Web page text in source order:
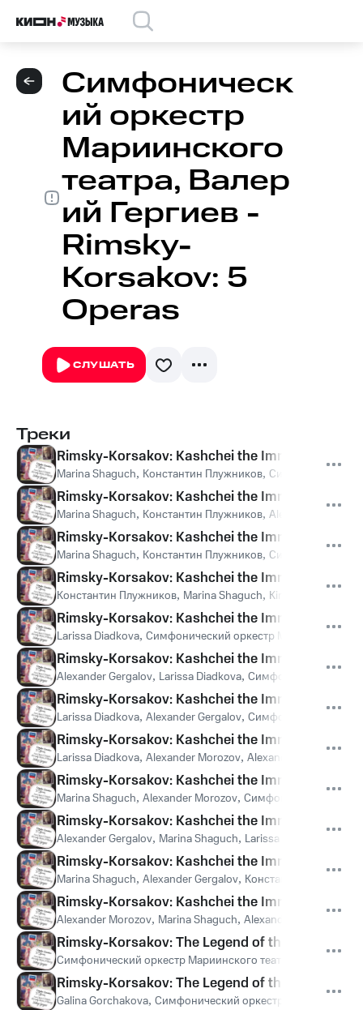
Симфоническ
ий оркестр
Мариинского
театра, Валер
ий Гергиев -
Rimsky-
Korsakov: 5
Operas
СЛУШАТЬ
Треки
Rimsky-Korsakov: Kashchei the Immortal - Dni
Marina Shaguch, Константин Плужников, Симфонический
Rimsky-Korsakov: Kashchei the Immortal - Ya
Marina Shaguch, Константин Плужников, Alexander Morozov
Rimsky-Korsakov: Kashchei the Immortal -
Marina Shaguch, Константин Плужников, Симфонический
Rimsky-Korsakov: Kashchei the Immortal - Vy,
Константин Плужников, Marina Shaguch, Kirov Chorus, St
Rimsky-Korsakov: Kashchei the Immortal -
Larissa Diadkova, Симфонический оркестр Мариинского
Rimsky-Korsakov: Kashchei the Immortal -
Alexander Gergalov, Larissa Diadkova, Симфонический
Rimsky-Korsakov: Kashchei the Immortal -
Larissa Diadkova, Alexander Gergalov, Симфонический
Rimsky-Korsakov: Kashchei the Immortal -
Larissa Diadkova, Alexander Morozov, Alexander Gergalov
Rimsky-Korsakov: Kashchei the Immortal -
Marina Shaguch, Alexander Morozov, Симфонический
Rimsky-Korsakov: Kashchei the Immortal -
Alexander Gergalov, Marina Shaguch, Larissa Diadkova
Rimsky-Korsakov: Kashchei the Immortal -
Marina Shaguch, Alexander Gergalov, Константин
Rimsky-Korsakov: Kashchei the Immortal -
Alexander Morozov, Marina Shaguch, Alexander Gergalov
Rimsky-Korsakov: The Legend of the invisible
Симфонический оркестр Мариинского театра
Rimsky-Korsakov: The Legend of the invisible
Galina Gorchakova, Симфонический оркестр Мариинского